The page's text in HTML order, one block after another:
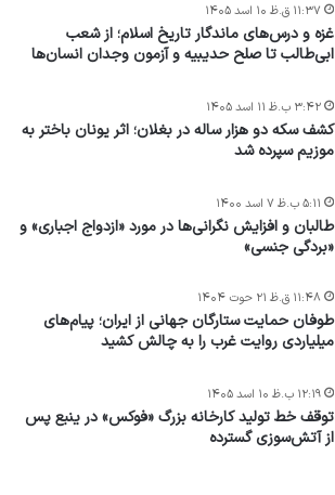
غزه و درس‌های ماندگار تاریخ اسلام؛ از شعب
ابی‌طالب تا صلح حدیبیه و آزمون وجدان انسان‌ها
۱۱:۳۷ ق.ظ ۱۰ اسد ۱۴۰۵
کشف سکه دو هزار ساله در بغلان؛ اثر یونان باختر به
موزیم سپرده شد
۳:۴۲ ب.ظ ۱۱ اسد ۱۴۰۵
طالبان و افزایش نگرانی‌ها در مورد «ازدواج اجباری» و
«بردگی جنسی»
۵:۱۱ ب.ظ ۷ اسد ۱۴۰۰
طوفان حمایت ستارگان جهانی از ایران؛ پیام‌های
میلیاردی روایت غرب را به چالش کشید
۱۱:۴۸ ق.ظ ۲۱ حوت ۱۴۰۴
توقف خط تولید کارخانه بزرگ «فوکس» در ینبع پس
از آتش‌سوزی گسترده
۱۲:۱۹ ب.ظ ۱۰ اسد ۱۴۰۵